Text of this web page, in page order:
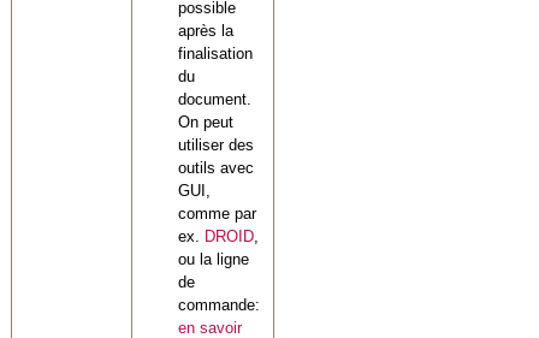
possible
après la
finalisation
du
document.
On peut
utiliser des
outils avec
GUI,
comme par
ex.
DROID,
ou la ligne
de
commande:
en savoir